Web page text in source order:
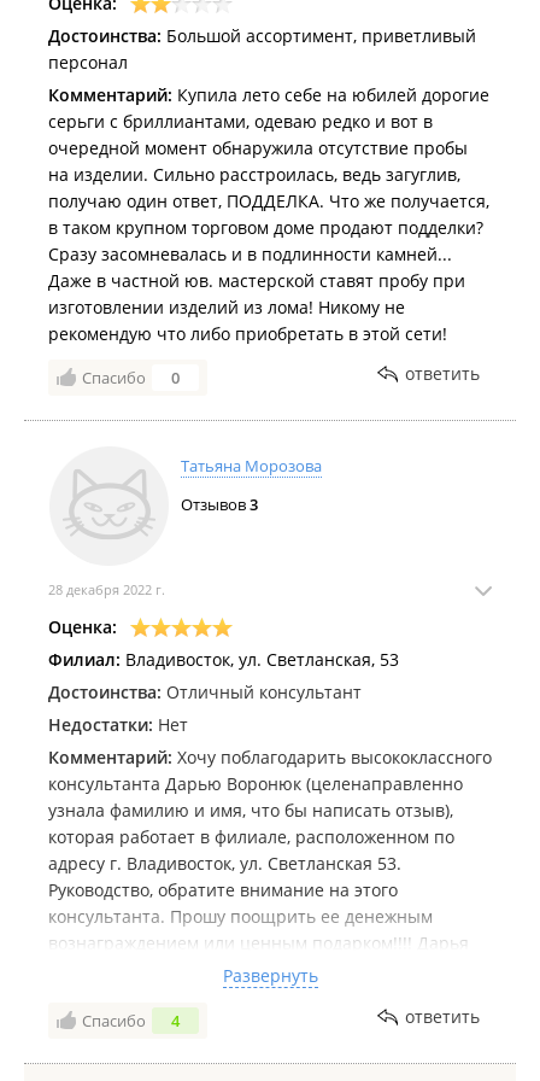
Достоинства: Большой ассортимент, приветливый
персонал
Комментарий: Купила лето себе на юбилей дорогие
серьги с бриллиантами, одеваю редко и вот в
очередной момент обнаружила отсутствие пробы
на изделии. Сильно расстроилась, ведь загуглив,
получаю один ответ, ПОДДЕЛКА. Что же получается,
в таком крупном торговом доме продают подделки?
Сразу засомневалась и в подлинности камней...
Даже в частной юв. мастерской ставят пробу при
изготовлении изделий из лома! Никому не
рекомендую что либо приобретать в этой сети!
Спасибо 0 ответить
Татьяна Морозова
Отзывов3
28 декабря 2022 г.
Оценка:
Филиал: Владивосток, ул. Светланская, 53
Достоинства: Отличный консультант
Недостатки: Нет
Комментарий: Хочу поблагодарить высококлассного
консультанта Дарью Воронюк (целенаправленно
узнала фамилию и имя, что бы написать отзыв),
которая работает в филиале, расположенном по
адресу г. Владивосток, ул. Светланская 53.
Руководство, обратите внимание на этого
консультанта. Прошу поощрить ее денежным
вознаграждением или ценным подарком!!!! Дарья
Сначала я обратилась в филиал в магазине в г.
Артем. Мне понравились серьги в белом золоте с
Развернуть
Спасибо 4 ответить